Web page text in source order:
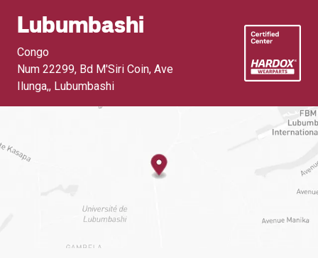
Lubumbashi
Congo
Num 22299, Bd M'Siri Coin, Ave
Ilunga,, Lubumbashi